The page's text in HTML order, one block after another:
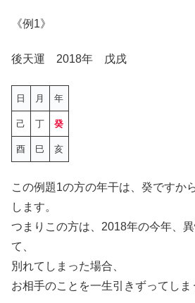
《例1》
後天運 2018年 戊戌
日 月 年
己 丁 癸
酉 巳 亥
この例題1の方の年干は、癸ですか
します。
つまりこの方は、2018年の今年、
て、
別れてしまった場合、
お相手のことを一生引きずってしま